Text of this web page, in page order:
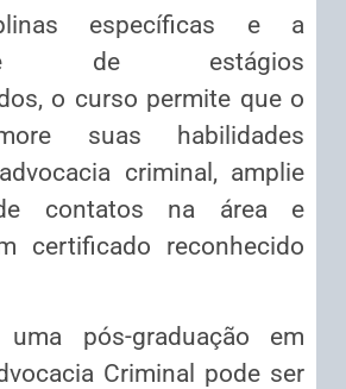
específicas e a
de estágios
o curso permite que o
suas habilidades
criminal, amplie
contatos na área e
certificado reconhecido
pós-graduação em
Criminal pode ser